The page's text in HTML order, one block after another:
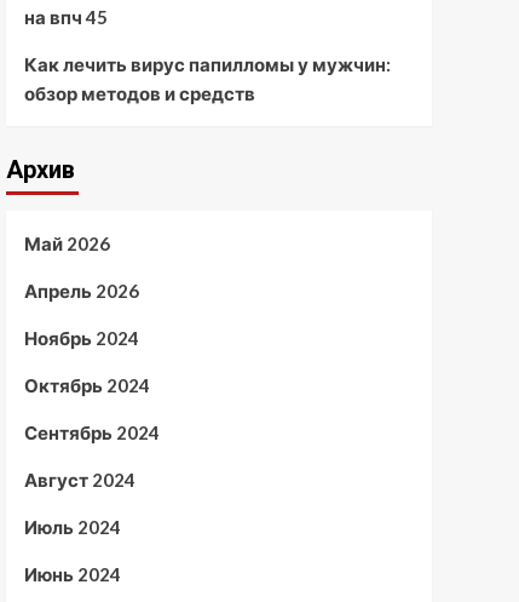
на впч 45
Как лечить вирус папилломы у мужчин:
обзор методов и средств
Архив
Май 2026
Апрель 2026
Ноябрь 2024
Октябрь 2024
Сентябрь 2024
Август 2024
Июль 2024
Июнь 2024